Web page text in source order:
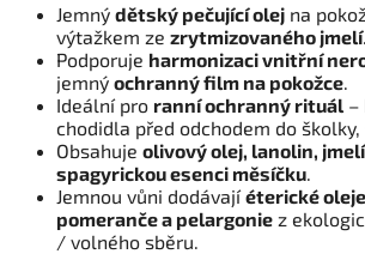
Jemný dětský pečující olej na
výtažkem ze zrytmizovaného jmelí.
Podporuje harmonizaci vnitřní
jemný ochranný film na pokožce.
Ideální pro ranní ochranný rituál –
chodidla před odchodem do
Obsahuje olivový olej, lanolin,
spagyrickou esenci měsíčku.
Jemnou vůni dodávajíéterické
pomeranče a pelargonie z
/ volného sběru.